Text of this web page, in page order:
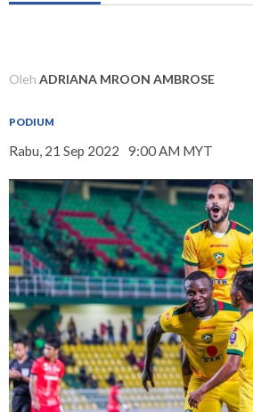
Oleh ADRIANA MROON AMBROSE
PODIUM
Rabu, 21 Sep 2022 9:00 AM MYT